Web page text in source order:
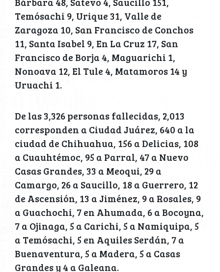
Temósachi 9, Urique 31, Valle de
Zaragoza 10, San Francisco de Conchos
11, Santa Isabel 9, En La Cruz 17, San
Francisco de Borja 4, Maguarichi 1,
Nonoava 12, El Tule 4, Matamoros 14 y
Uruachi 1.
De las 3,326 personas fallecidas, 2,013
corresponden a Ciudad Juárez, 640 a la
ciudad de Chihuahua, 156 a Delicias, 108
a Cuauhtémoc, 95 a Parral, 47 a Nuevo
Casas Grandes, 33 a Meoqui, 29 a
Camargo, 26 a Saucillo, 18 a Guerrero, 12
de Ascensión, 13 a Jiménez, 9 a Rosales, 9
a Guachochi, 7 en Ahumada, 6 a Bocoyna,
7 a Ojinaga, 5 a Carichi, 5 a Namiquipa, 5
a Temósachi, 5 en Aquiles Serdán, 7 a
Buenaventura, 5 a Madera, 5 a Casas
Grandes y 4 a Galeana.